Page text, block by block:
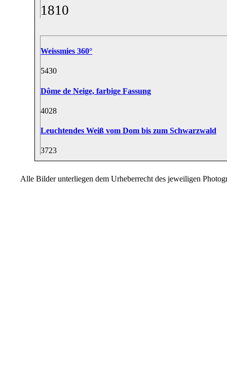
1810
Weissmies 360°
5430
Dôme de Neige, farbige Fassung
4028
Leuchtendes Weiß vom Dom bis zum Schwarzwald
3723
Alle Bilder unterliegen dem Urheberrecht des jeweiligen